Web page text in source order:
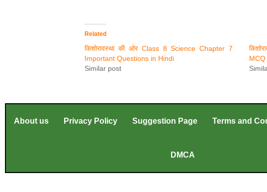
Related
किशोरावस्था की ओर Class 8 Science Chapter 7
Important Questions in Hindi
Similar post
About us Privacy Policy Suggestion Page Terms and
DMCA